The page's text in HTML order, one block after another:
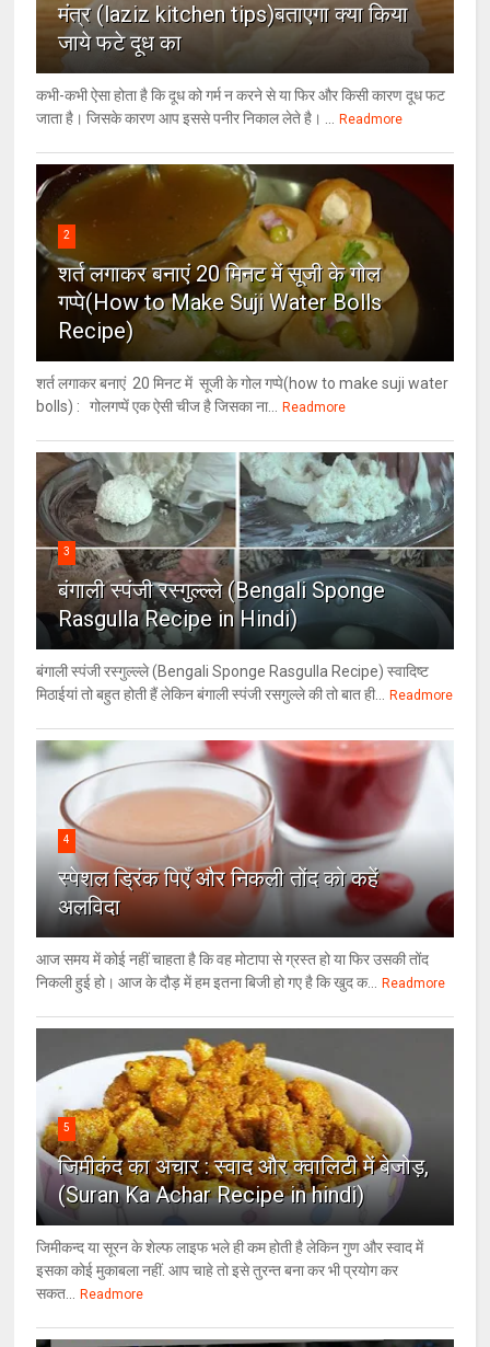
मंत्र (laziz kitchen tips)बताएगा क्या किया
जाये फटे दूध का
कभी-कभी ऐसा होता है कि दूध को गर्म न करने से या फिर और किसी कारण दूध फट
जाता है। जिसके कारण आप इससे पनीर निकाल लेते है। ...
Readmore
2
शर्त लगाकर बनाएं 20 मिनट में सूजी के गोल
गप्पे(How to Make Suji Water Bolls
Recipe)
शर्त लगाकर बनाएं 20 मिनट में सूजी के गोल गप्पे(how to make suji water
bolls) : गोलगप्पें एक ऐसी चीज है जिसका ना...
Readmore
3
बंगाली स्पंजी रस्गुल्ल्ले (Bengali Sponge
Rasgulla Recipe in Hindi)
बंगाली स्पंजी रस्गुल्ल्ले (Bengali Sponge Rasgulla Recipe) स्वादिष्ट
मिठाईयां तो बहुत होती हैं लेकिन बंगाली स्पंजी रसगुल्ले की तो बात ही...
Readmore
4
स्पेशल ड्रिंक पिएँ और निकली तोंद को कहें
अलविदा
आज समय में कोई नहीं चाहता है कि वह मोटापा से ग्रस्त हो या फिर उसकी तोंद
निकली हुई हो। आज के दौड़ में हम इतना बिजी हो गए है कि खुद क...
Readmore
5
जिमीकंद का अचार : स्वाद और क्वालिटी में बेजोड़,
(Suran Ka Achar Recipe in hindi)
जिमीकन्द या सूरन के शेल्फ लाइफ भले ही कम होती है लेकिन गुण और स्वाद में
इसका कोई मुकाबला नहीं. आप चाहे तो इसे तुरन्त बना कर भी प्रयोग कर
सकत...
Readmore